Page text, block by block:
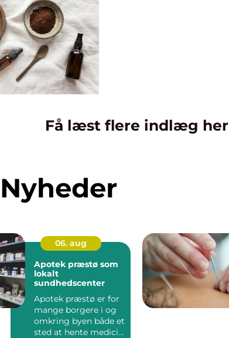
Få læst flere indlæg her
06. aug
Apotek præstø som
lokalt
sundhedscenter
Apotek præstø er for
mange borgere i og
omkring byen både et
sted at hente medicin